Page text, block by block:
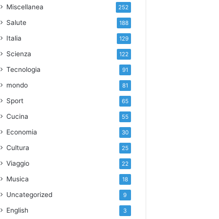
Miscellanea 252
Salute 188
Italia 129
Scienza 122
Tecnologia 91
mondo 81
Sport 65
Cucina 55
Economia 30
Cultura 25
Viaggio 22
Musica 18
Uncategorized 9
English 3